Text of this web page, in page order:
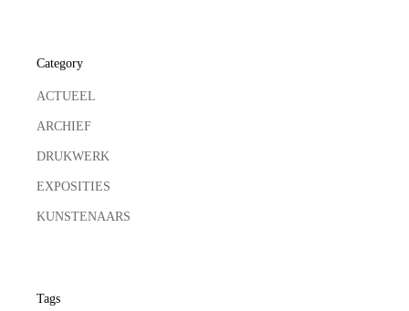
Category
ACTUEEL
ARCHIEF
DRUKWERK
EXPOSITIES
KUNSTENAARS
Tags